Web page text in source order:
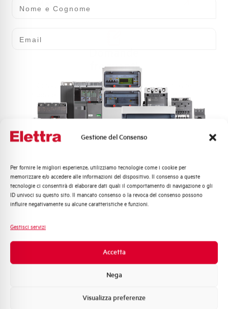
Gestione del Consenso
Per fornire le migliori esperienze, utilizziamo tecnologie come i cookie per
memorizzare e/o accedere alle informazioni del dispositivo. Il consenso a queste
tecnologie ci consentirà di elaborare dati quali il comportamento di navigazione o gli
ID univoci su questo sito. Il mancato consenso o la revoca del consenso possono
influire negativamente su alcune caratteristiche e funzioni.
Gestisci servizi
Accetta
Nega
Visualizza preferenze
Mappa
frequenti
Consulta le nostre domande frequenti per trovare
risposte immediate su prodotti, servizi e procedure. Ti
offriamo il supporto che stavi cercando.
FAQ
Contattaci per
maggiori
informazioni
Quali argomenti ti interessano di più?
Distribuzione di Energia
Automazione Industriale
Sistema Quadri
Promozioni e offerte
Formazione tecnica
Voglio ricevere aggiornamenti, novità di